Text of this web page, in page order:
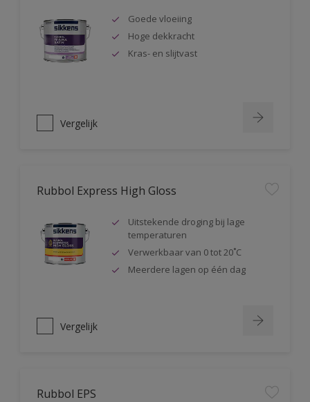
Goede vloeiing
Hoge dekkracht
Kras- en slijtvast
Vergelijk
Rubbol Express High Gloss
Uitstekende droging bij lage
temperaturen
Verwerkbaar van 0 tot 20˚C
Meerdere lagen op één dag
Vergelijk
Rubbol EPS